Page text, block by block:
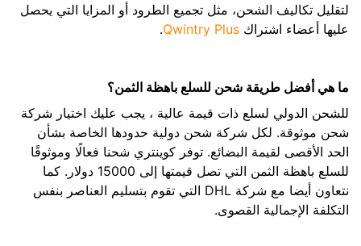
لتقليل تكاليف الشحن، مثل تجميع الطرود أو المزايا التي يحصل
عليها أعضاء اشتراك Qwintry Plus
.
ما هي أفضل طريقة شحن للسلع باهظة الثمن؟
للشحن الدولي لسلع ذات قيمة عالية ، يجب عليك اختيار شركة
شحن موثوقة. لكل شركة شحن دولية حدودها الخاصة بشأن
الحد الأقصى لقيمة البضائع. توفر كوينتري شحنا فعالًا وموثوقًا
للسلع باهظة الثمن التي تصل قيمتها إلى 15000 دولار. كما
نتعاون أيضا مع شركة DHL التي تقوم بتسليم العناصر بنفس
التكلفة الإجمالية القصوى.